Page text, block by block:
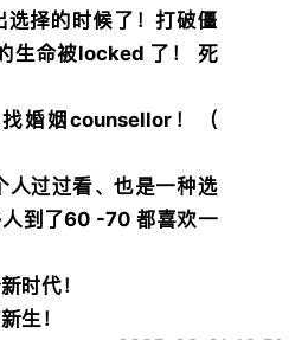
择的时候了！打破僵
生命被locked 了！ 死
婚姻counsellor！（
过过看、也是一种选
到了60 -70 都喜欢一
时代！
生！